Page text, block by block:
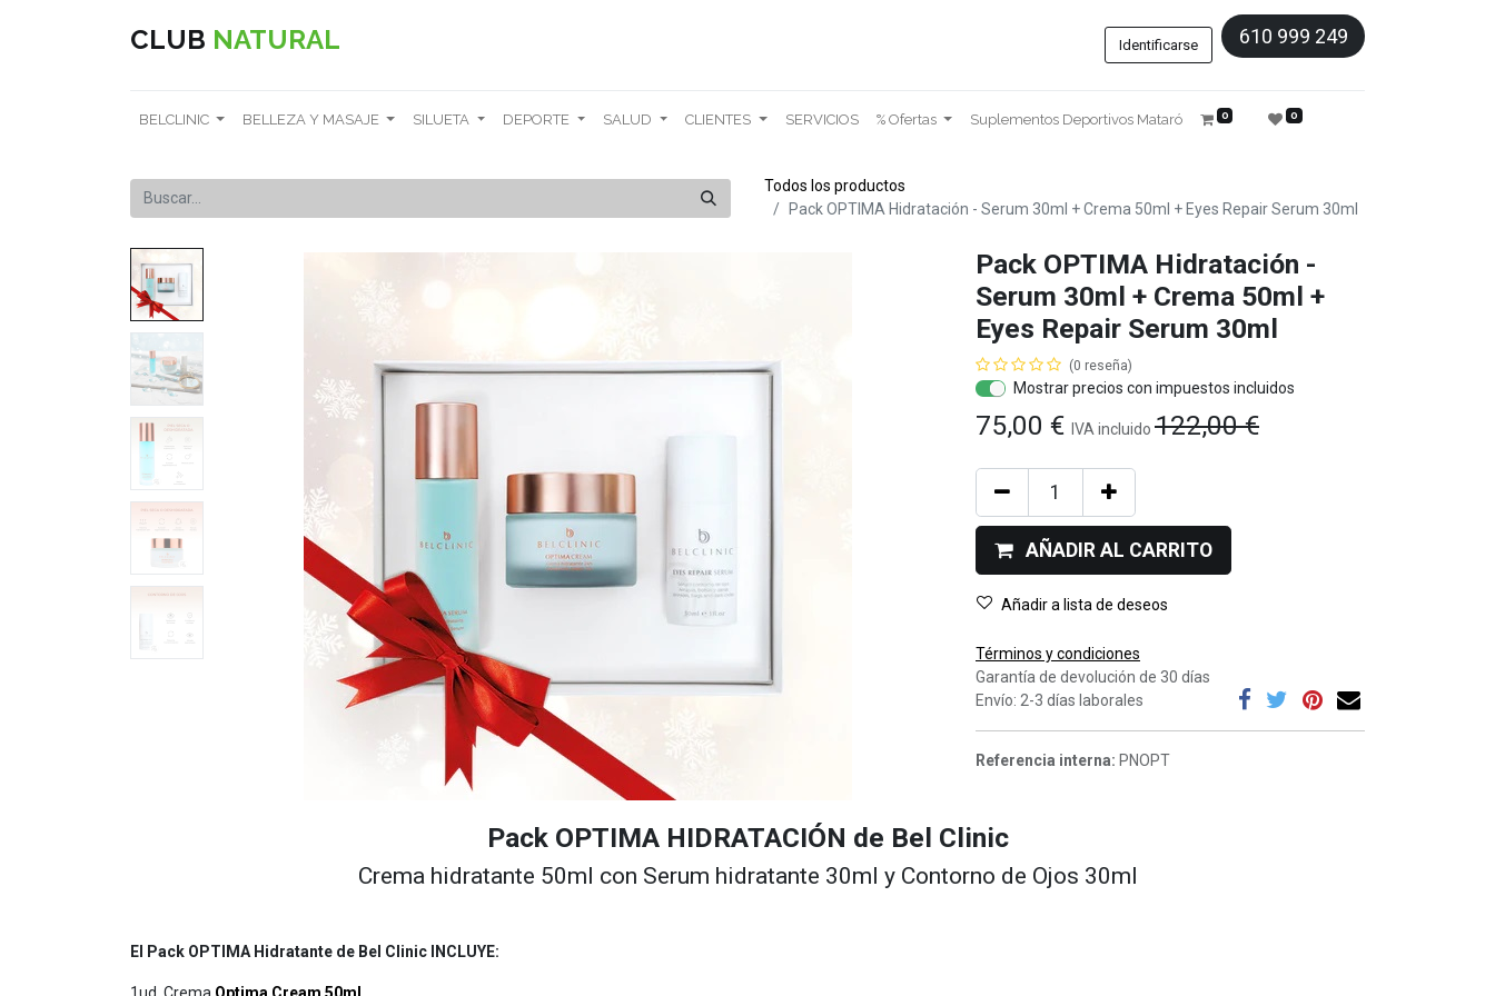
CLUB NATURAL Identificarse 610 999 249
BELCLINIC BELLEZA Y MASAJE SILUETA DEPORTE SALUD CLIENTES SERVICIOS % Ofertas Suplementos Deportivos Mataró 0 0
Todos los productos
Pack OPTIMA Hidratación - Serum 30ml + Crema 50ml + Eyes Repair Serum 30ml
Pack OPTIMA Hidratación -
Serum 30ml + Crema 50ml +
Eyes Repair Serum 30ml
(0 reseña)
Mostrar precios con impuestos incluidos
75,00 € IVA incluido 122,00€
AÑADIR AL CARRITO
Añadir a lista de deseos
Términos y condiciones
Garantía de devolución de 30 días
Envío: 2-3 días laborales
Referencia interna: PNOPT
Pack OPTIMA HIDRATACIÓN de Bel Clinic
Crema hidratante 50ml con Serum hidratante 30ml y Contorno de Ojos 30ml
El Pack OPTIMA Hidratante de Bel Clinic INCLUYE: